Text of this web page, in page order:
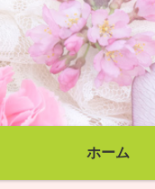
ホーム